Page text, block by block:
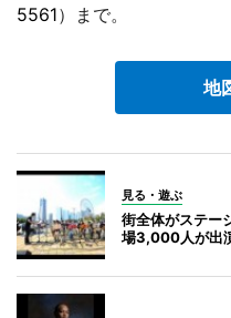
5561）まで。
地
見る・遊ぶ
街全体がステー
場3,000人が出